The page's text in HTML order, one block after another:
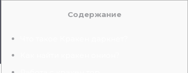
Login
Содержание